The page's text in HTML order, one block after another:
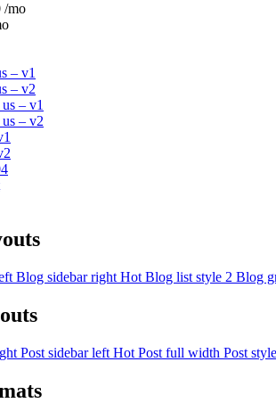
/mo
– v1
– v2
– v1
– v2
Blog sidebar right Hot Blog list style 2 Blog
Post sidebar left Hot Post full width Post